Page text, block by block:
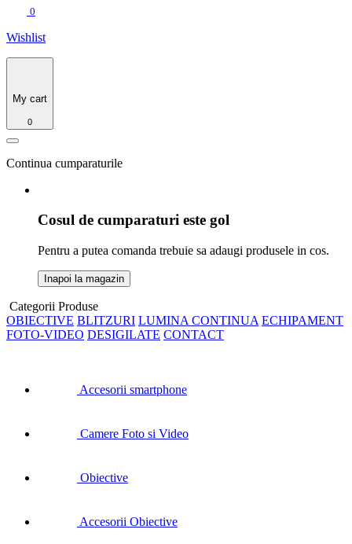
0
Wishlist
My cart
0
Continua cumparaturile
Cosul de cumparaturi este gol
Pentru a putea comanda trebuie sa adaugi produsele in cos.
Inapoi la magazin
Categorii Produse
OBIECTIVE BLITZURI LUMINA CONTINUA ECHIPAMENT
FOTO-VIDEO DESIGILATE CONTACT
Accesorii smartphone
Camere Foto si Video
Obiective
Accesorii Obiective